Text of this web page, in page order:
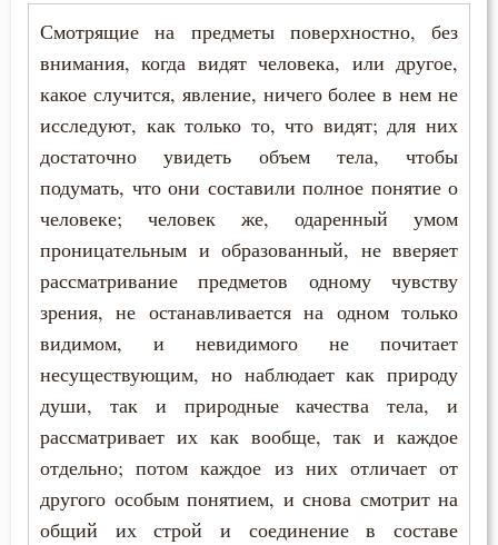
Благодать
Блуд
Бог
Богопознание
Богослужение
Богоугождение
Борьба
Будущее
Григорий Богослов
Григорий Нисский
Ефрем Сирин
Иоанн Златоуст
Смотрящие на предметы поверхностно, без
внимания, когда видят человека, или другое,
какое случится, явление, ничего более в нем не
исследуют, как только то, что видят; для них
достаточно увидеть объем тела, чтобы
подумать, что они составили полное понятие о
человеке; человек же, одаренный умом
проницательным и образованный, не вверяет
рассматривание предметов одному чувству
зрения, не останавливается на одном только
видимом, и невидимого не почитает
несуществующим, но наблюдает как природу
души, так и природные качества тела, и
рассматривает их как вообще, так и каждое
отдельно; потом каждое из них отличает от
другого особым понятием, и снова смотрит на
общий их строй и соединение в составе